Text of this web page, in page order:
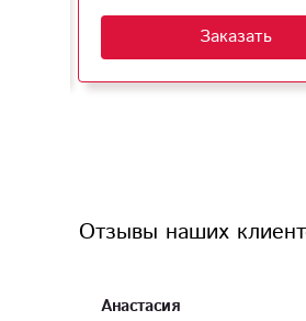
Заказать
Отзывы наших
Анастасия